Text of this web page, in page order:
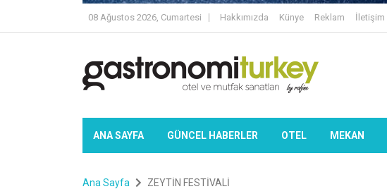
08 Ağustos 2026, Cumartesi Hakkımızda Künye Reklam İletişim
ANA SAYFA GÜNCEL HABERLER OTEL MEKAN
Ana Sayfa ZEYTİN FESTİVALİ